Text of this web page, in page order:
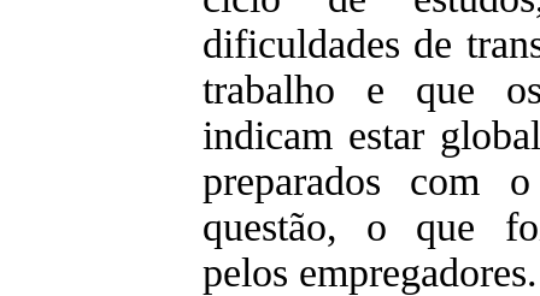
dificuldades de
trabalho e que
indicam estar
preparados com
questão, o que
pelos empregadores.